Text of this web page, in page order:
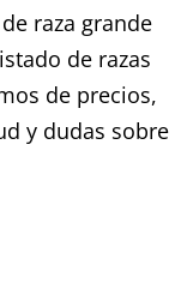
raza grande
de razas
de precios,
y dudas sobre